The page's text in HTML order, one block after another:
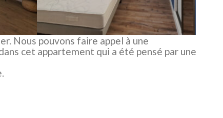
Nous pouvons faire appel à une
cet appartement qui a été pensé par une